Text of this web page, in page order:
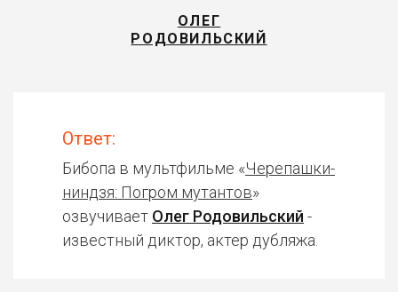
ОЛЕГ
РОДОВИЛЬСКИЙ
Ответ:
Бибопа в мультфильме «Черепашки-
ниндзя: Погром мутантов»
озвучивает Олег Родовильский -
известный диктор, актер дубляжа.